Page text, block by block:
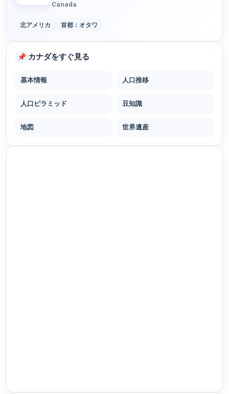
Canada
北アメリカ 首都：オタワ
📌 カナダをすぐ見る
基本情報 人口推移
人口ピラミッド 豆知識
地図 世界遺産